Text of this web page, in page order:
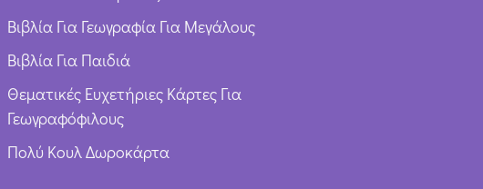
Βιβλία Για Γεωγραφία Για Μεγάλους
Βιβλία Για Παιδιά
Θεματικές Ευχετήριες Κάρτες Για
Γεωγραφόφιλους
Πολύ Κουλ Δωροκάρτα